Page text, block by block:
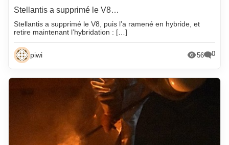
Stellantis a supprimé le V8…
Stellantis a supprimé le V8, puis l’a ramené en hybride, et
retire maintenant l’hybridation : […]
piwi 56 0